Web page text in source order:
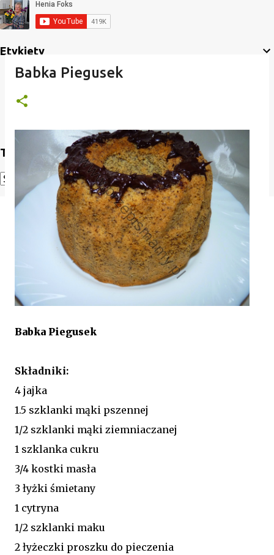
Etykiety
Translate
Powered by Translate
Babka Piegusek
Babka Piegusek
Składniki:
4 jajka
1.5 szklanki mąki pszennej
1/2 szklanki mąki ziemniaczanej
1 szklanka cukru
3/4 kostki masła
3 łyżki śmietany
1 cytryna
1/2 szklanki maku
2 łyżeczki proszku do pieczenia